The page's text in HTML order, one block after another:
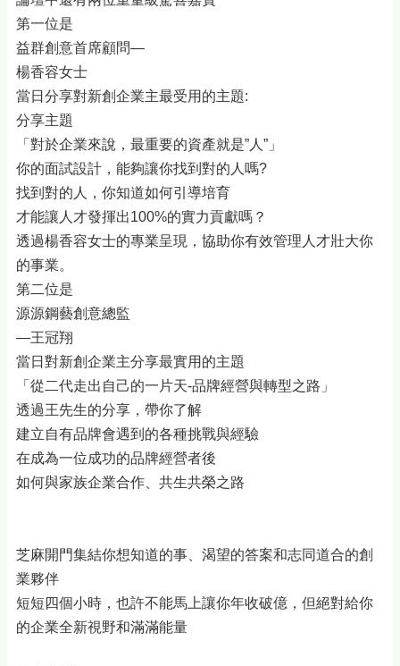
第一位是
益群創意首席顧問—
楊香容女士
當日分享對新創企業主最受用的主題:
分享主題
「對於企業來說，最重要的資產就是”人”」
你的面試設計，能夠讓你找到對的人嗎?
找到對的人，你知道如何引導培育
才能讓人才發揮出100%的實力貢獻嗎？
透過楊香容女士的專業呈現，協助你有效管理人才壯大你
的事業。
第二位是
源源鋼藝創意總監
—王冠翔
當日對新創企業主分享最實用的主題
「從二代走出自己的一片天-品牌經營與轉型之路」
透過王先生的分享，帶你了解
建立自有品牌會遇到的各種挑戰與經驗
在成為一位成功的品牌經營者後
如何與家族企業合作、共生共榮之路
芝麻開門集結你想知道的事、渴望的答案和志同道合的創
業夥伴
短短四個小時，也許不能馬上讓你年收破億，但絕對給你
的企業全新視野和滿滿能量